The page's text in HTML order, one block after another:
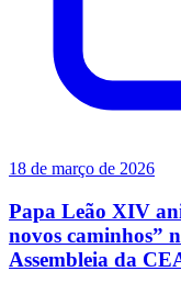
18 de março de 2026
Papa Leão XIV
novos caminhos”
Assembleia da